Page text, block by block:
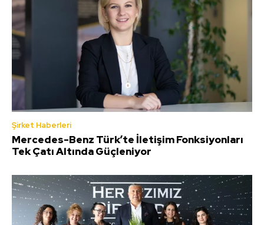
Şirket Haberleri
Mercedes-Benz Türk’te İletişim Fonksiyonları
Tek Çatı Altında Güçleniyor